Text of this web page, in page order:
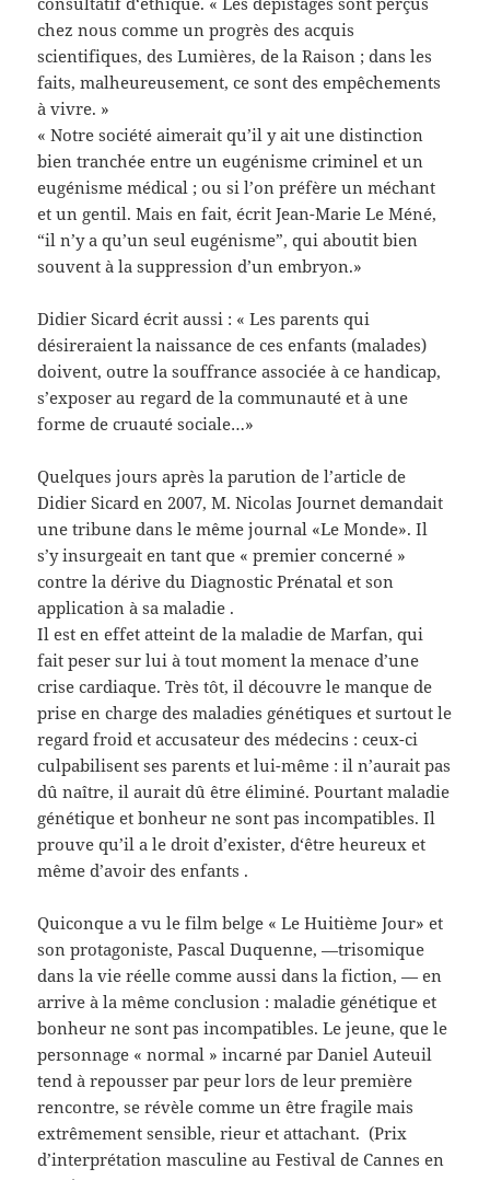
chez nous comme un progrès des acquis
scientifiques, des Lumières, de la Raison ; dans les
faits, malheureusement, ce sont des empêchements
à vivre. »
« Notre société aimerait qu’il y ait une distinction
bien tranchée entre un eugénisme criminel et un
eugénisme médical ; ou si l’on préfère un méchant
et un gentil. Mais en fait, écrit Jean-Marie Le Méné,
“il n’y a qu’un seul eugénisme”, qui aboutit bien
souvent à la suppression d’un embryon.»
Didier Sicard écrit aussi : « Les parents qui
désireraient la naissance de ces enfants (malades)
doivent, outre la souffrance associée à ce handicap,
s’exposer au regard de la communauté et à une
forme de cruauté sociale…»
Quelques jours après la parution de l’article de
Didier Sicard en 2007, M. Nicolas Journet demandait
une tribune dans le même journal «Le Monde». Il
s’y insurgeait en tant que « premier concerné »
contre la dérive du Diagnostic Prénatal et son
application à sa maladie .
Il est en effet atteint de la maladie de Marfan, qui
fait peser sur lui à tout moment la menace d’une
crise cardiaque. Très tôt, il découvre le manque de
prise en charge des maladies génétiques et surtout le
regard froid et accusateur des médecins : ceux-ci
culpabilisent ses parents et lui-même : il n’aurait pas
dû naître, il aurait dû être éliminé. Pourtant maladie
génétique et bonheur ne sont pas incompatibles. Il
prouve qu’il a le droit d’exister, d‘être heureux et
même d’avoir des enfants .
Quiconque a vu le film belge « Le Huitième Jour» et
son protagoniste, Pascal Duquenne, —trisomique
dans la vie réelle comme aussi dans la fiction, — en
arrive à la même conclusion : maladie génétique et
bonheur ne sont pas incompatibles. Le jeune, que le
personnage « normal » incarné par Daniel Auteuil
tend à repousser par peur lors de leur première
rencontre, se révèle comme un être fragile mais
extrêmement sensible, rieur et attachant. (Prix
d’interprétation masculine au Festival de Cannes en